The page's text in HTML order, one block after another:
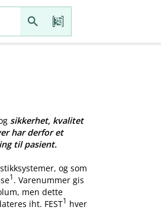
sikkerhet, kvalitet
har derfor et
til pasient.
og som
1. Varenummer gis
men dette
iht. FEST1 hver